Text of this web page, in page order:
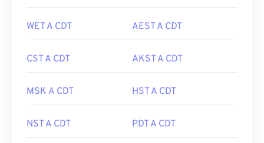
WET A CDT AEST A CDT
CST A CDT AKST A CDT
MSK A CDT HST A CDT
NST A CDT PDT A CDT